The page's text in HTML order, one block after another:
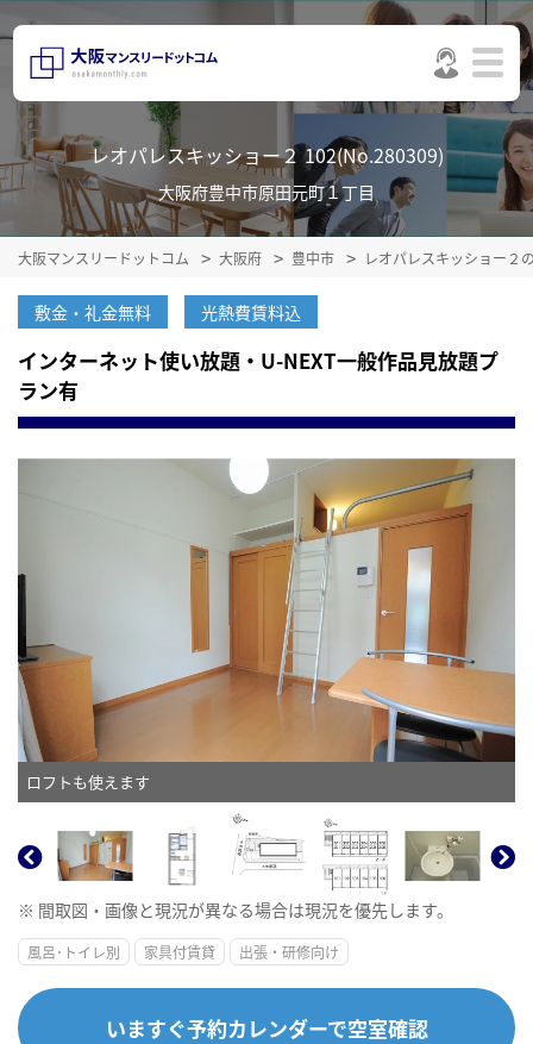
レオパレスキッショー２ 102(No.280309)
大阪府豊中市原田元町１丁目
大阪マンスリードットコム 大阪府 豊中市 レオパレスキッショー２
敷金・礼金無料 光熱費賃料込
インターネット使い放題・U-NEXT一般作品見放題プ
ラン有
ロフトも使えます
※ 間取図・画像と現況が異なる場合は現況を優先します。
風呂･トイレ別 家具付賃貸 出張・研修向け
いますぐ予約カレンダーで空室確認